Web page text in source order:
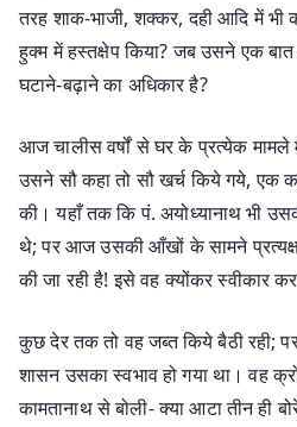
तरह शाक-भाजी, शक्कर, दही आदि में
हुक्म में हस्तक्षेप किया? जब उसने एक
घटाने-बढ़ाने का अधिकार है?
आज चालीस वर्षों से घर के प्रत्येक मामले
उसने सौ कहा तो सौ खर्च किये गये, एक
की। यहाँ तक कि पं. अयोध्यानाथ भी
थे; पर आज उसकी आँखों के सामने
की जा रही है! इसे वह क्योंकर स्वीकार
कुछ देर तक तो वह जब्त किये बैठी रही;
शासन उसका स्वभाव हो गया था। वह
कामतानाथ से बोली- क्या आटा तीन ही